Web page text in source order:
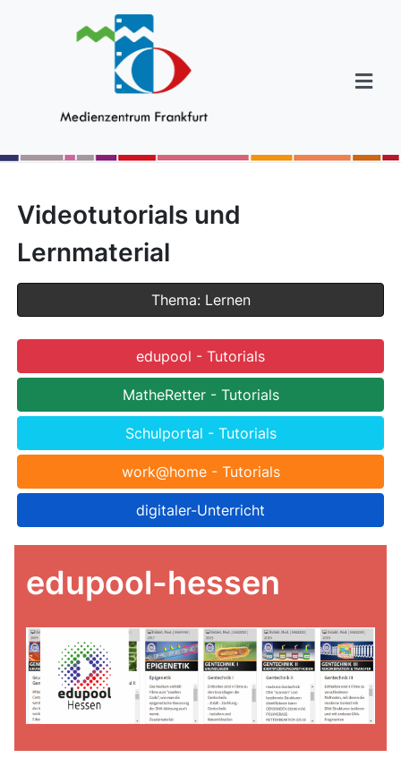
Videotutorials und
Lernmaterial
Thema: Lernen
edupool - Tutorials
MatheRetter - Tutorials
Schulportal - Tutorials
work@home - Tutorials
digitaler-Unterricht
edupool-hessen